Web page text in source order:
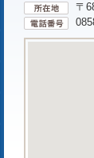
〒